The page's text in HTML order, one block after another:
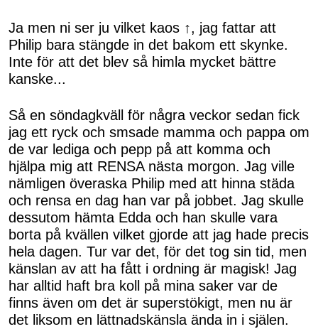
Ja men ni ser ju vilket kaos ↑, jag fattar att
Philip bara stängde in det bakom ett skynke.
Inte för att det blev så himla mycket bättre
kanske...
Så en söndagkväll för några veckor sedan fick
jag ett ryck och smsade mamma och pappa om
de var lediga och pepp på att komma och
hjälpa mig att RENSA nästa morgon. Jag ville
nämligen överaska Philip med att hinna städa
och rensa en dag han var på jobbet. Jag skulle
dessutom hämta Edda och han skulle vara
borta på kvällen vilket gjorde att jag hade precis
hela dagen. Tur var det, för det tog sin tid, men
känslan av att ha fått i ordning är magisk! Jag
har alltid haft bra koll på mina saker var de
finns även om det är superstökigt, men nu är
det liksom en lättnadskänsla ända in i själen.